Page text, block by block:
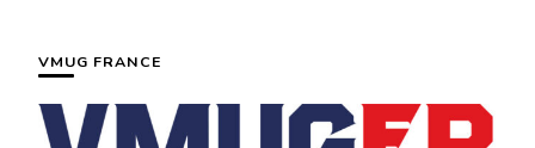
VMUG FRANCE